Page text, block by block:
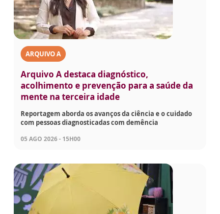
ARQUIVO A
Arquivo A destaca diagnóstico,
acolhimento e prevenção para a saúde da
mente na terceira idade
Reportagem aborda os avanços da ciência e o cuidado
com pessoas diagnosticadas com demência
05 AGO 2026 - 15H00